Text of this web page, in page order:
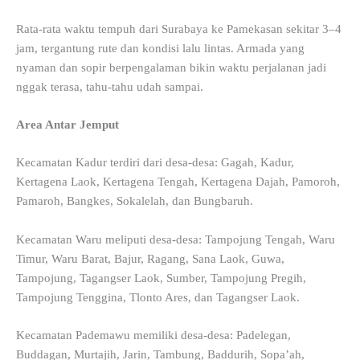
Rata-rata waktu tempuh dari Surabaya ke Pamekasan sekitar 3–4
jam, tergantung rute dan kondisi lalu lintas. Armada yang
nyaman dan sopir berpengalaman bikin waktu perjalanan jadi
nggak terasa, tahu-tahu udah sampai.
Area Antar Jemput
Kecamatan Kadur terdiri dari desa-desa: Gagah, Kadur,
Kertagena Laok, Kertagena Tengah, Kertagena Dajah, Pamoroh,
Pamaroh, Bangkes, Sokalelah, dan Bungbaruh.
Kecamatan Waru meliputi desa-desa: Tampojung Tengah, Waru
Timur, Waru Barat, Bajur, Ragang, Sana Laok, Guwa,
Tampojung, Tagangser Laok, Sumber, Tampojung Pregih,
Tampojung Tenggina, Tlonto Ares, dan Tagangser Laok.
Kecamatan Pademawu memiliki desa-desa: Padelegan,
Buddagan, Murtajih, Jarin, Tambung, Baddurih, Sopa’ah,